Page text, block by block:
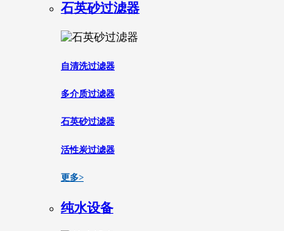
石英砂过滤器
自清洗过滤器
多介质过滤器
石英砂过滤器
活性炭过滤器
更多>
纯水设备